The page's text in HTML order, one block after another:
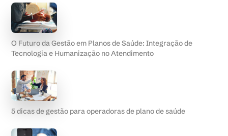
O Futuro da Gestão em Planos de Saúde: Integração de
Tecnologia e Humanização no Atendimento
5 dicas de gestão para operadoras de plano de saúde